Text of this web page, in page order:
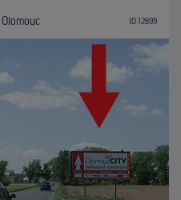
ID 12699